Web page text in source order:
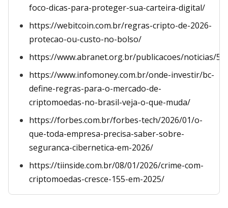
foco-dicas-para-proteger-sua-carteira-digital/
https://webitcoin.com.br/regras-cripto-de-2026-
protecao-ou-custo-no-bolso/
https://www.abranet.org.br/publicacoes/noticias/
https://www.infomoney.com.br/onde-investir/bc-
define-regras-para-o-mercado-de-
criptomoedas-no-brasil-veja-o-que-muda/
https://forbes.com.br/forbes-tech/2026/01/o-
que-toda-empresa-precisa-saber-sobre-
seguranca-cibernetica-em-2026/
https://tiinside.com.br/08/01/2026/crime-com-
criptomoedas-cresce-155-em-2025/